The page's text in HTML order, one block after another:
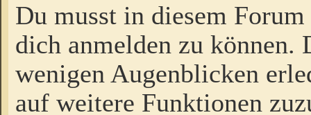
Du musst in diesem
dich anmelden zu
wenigen Augenblicken
auf weitere Funktionen